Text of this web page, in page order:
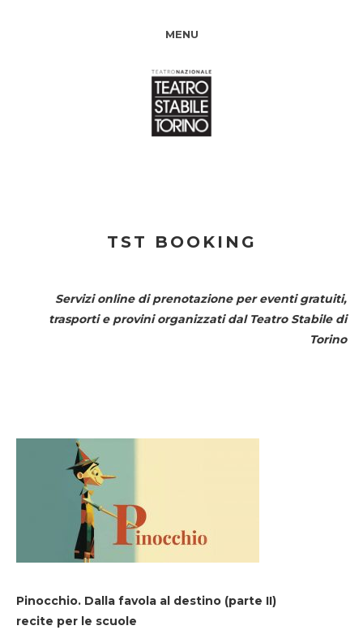
MENU
TST BOOKING
Servizi online di prenotazione per eventi gratuiti,
trasporti e provini organizzati dal Teatro Stabile di
Torino
Pinocchio. Dalla favola al destino (parte II)
recite per le scuole